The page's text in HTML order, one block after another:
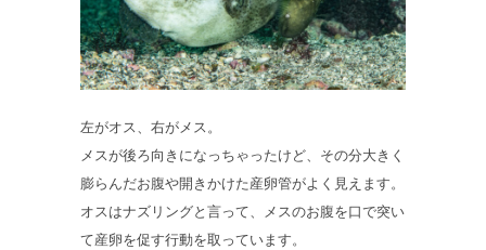
左がオス、右がメス。
メスが後ろ向きになっちゃったけど、その分大きく
膨らんだお腹や開きかけた産卵管がよく見えます。
オスはナズリングと言って、メスのお腹を口で突い
て産卵を促す行動を取っています。